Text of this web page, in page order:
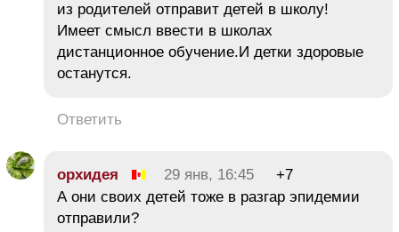
из родителей отправит детей в школу!
Имеет смысл ввести в школах
дистанционное обучение.И детки здоровые
останутся.
Ответить
орхидея 29 янв, 16:45
+7
А они своих детей тоже в разгар эпидемии
отправили?